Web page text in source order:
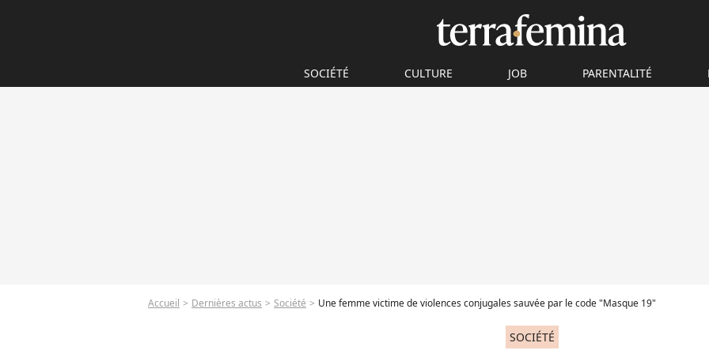
SOCIÉTÉ CULTURE JOB PARENTALITÉ
Accueil Dernières actus Société Une femme victime de violences conjugales sauvée par le code "Masque 19"
SOCIÉTÉ